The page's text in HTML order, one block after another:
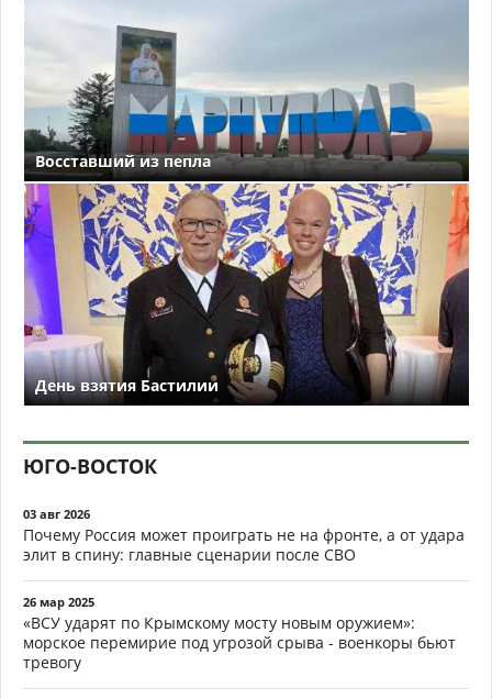
Восставший из пепла
День взятия Бастилии
ЮГО-ВОСТОК
03 авг 2026
Почему Россия может проиграть не на фронте, а от удара
элит в спину: главные сценарии после СВО
26 мар 2025
«ВСУ ударят по Крымскому мосту новым оружием»:
морское перемирие под угрозой срыва - военкоры бьют
тревогу